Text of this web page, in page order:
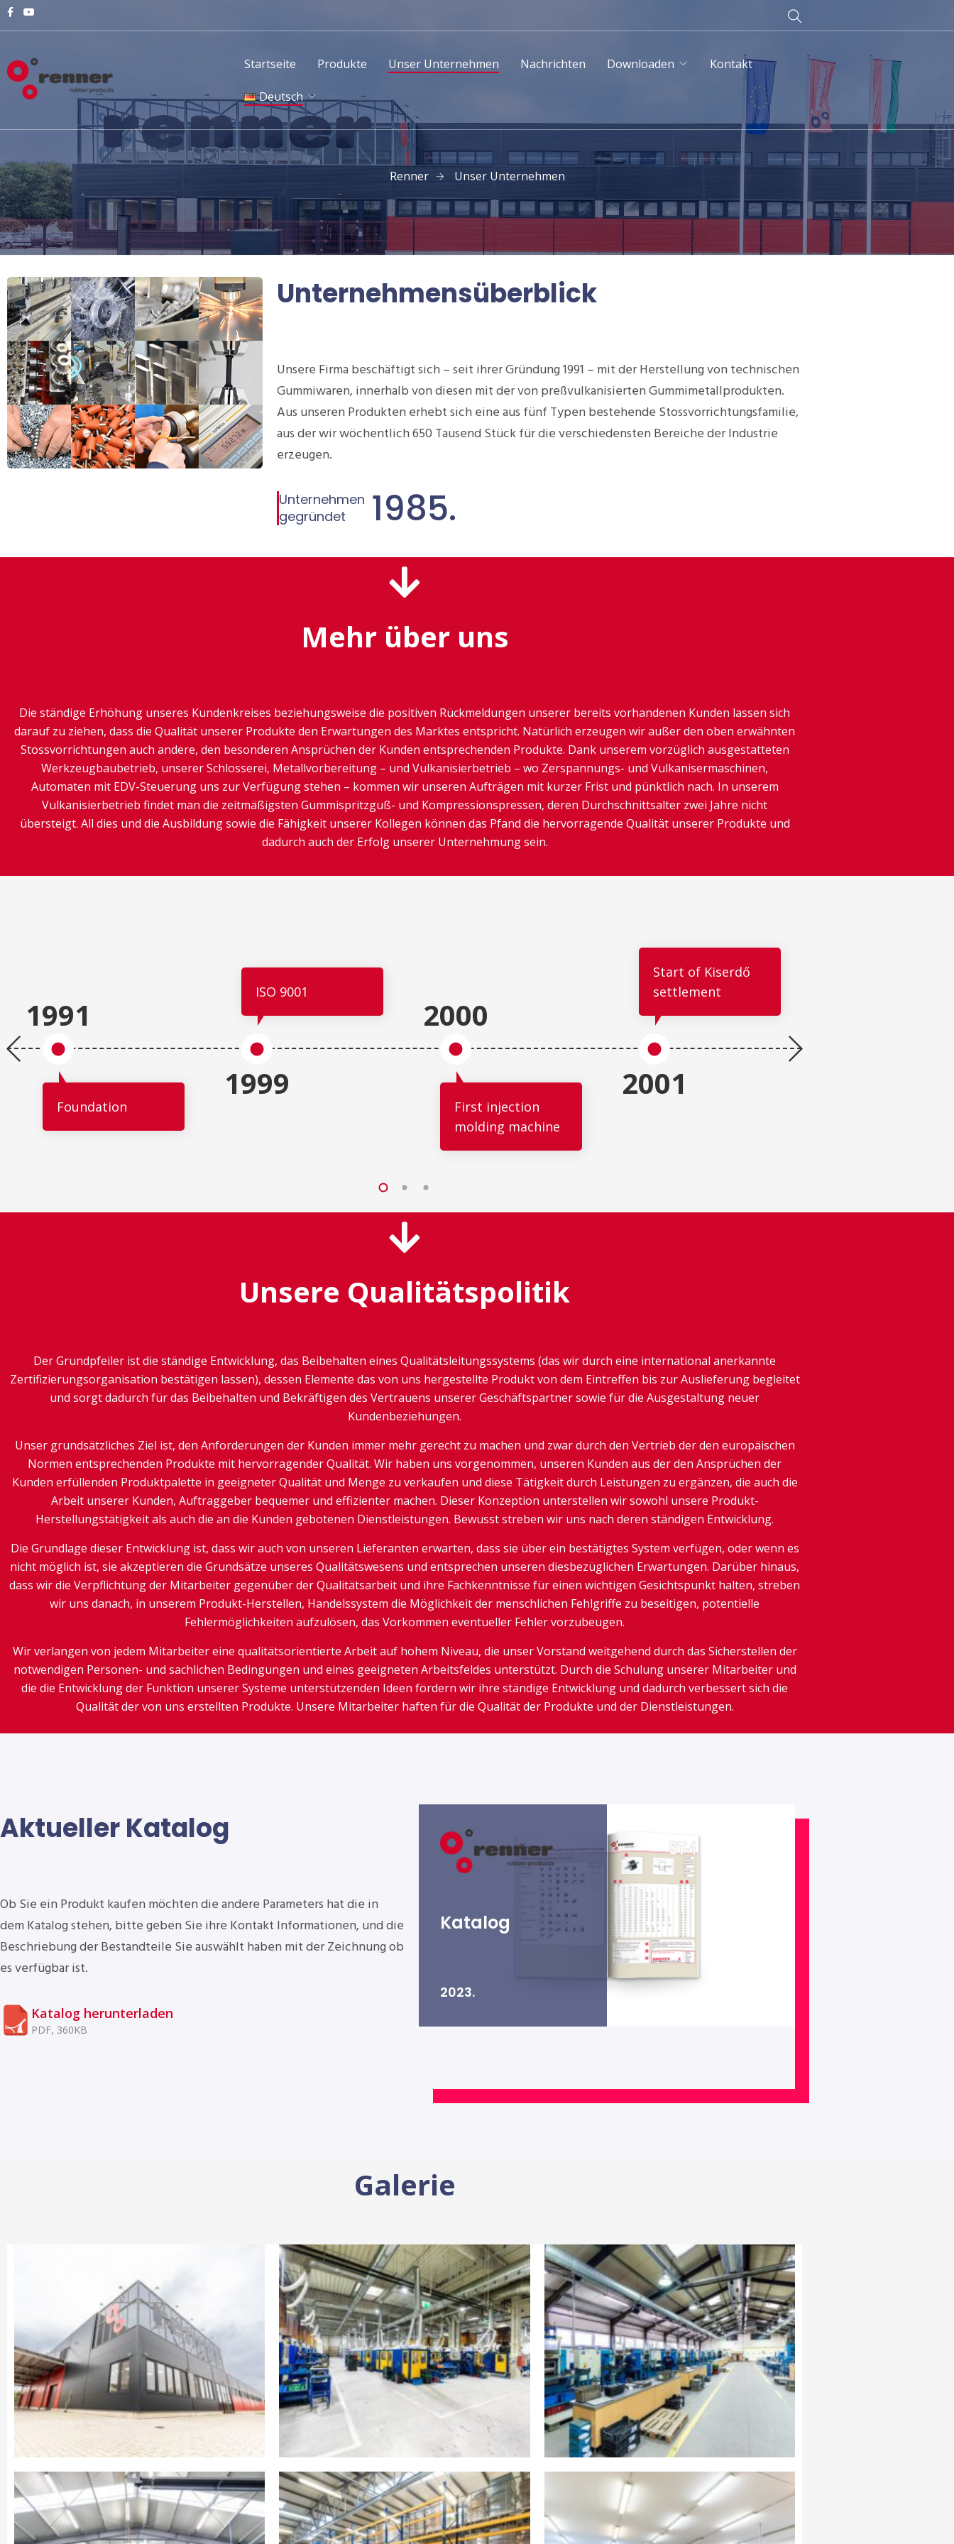
Startseite Produkte Unser Unternehmen Nachrichten Downloaden Kontakt
Deutsch
English
Deutsch
Русский
Renner Unser Unternehmen
Unternehmensüberblick
Unsere Firma beschäftigt sich – seit ihrer Gründung 1991 – mit der Herstellung von technischen
Gummiwaren, innerhalb von diesen mit der von preßvulkanisierten Gummimetallprodukten.
Aus unseren Produkten erhebt sich eine aus fünf Typen bestehende Stossvorrichtungsfamilie,
aus der wir wöchentlich 650 Tausend Stück für die verschiedensten Bereiche der Industrie
erzeugen.
Unternehmen
gegründet
1985.
Mehr über uns
Die ständige Erhöhung unseres Kundenkreises beziehungsweise die positiven Rückmeldungen unserer bereits vorhandenen Kunden lassen sich
darauf zu ziehen, dass die Qualität unserer Produkte den Erwartungen des Marktes entspricht. Natürlich erzeugen wir außer den oben erwähnten
Stossvorrichtungen auch andere, den besonderen Ansprüchen der Kunden entsprechenden Produkte. Dank unserem vorzüglich ausgestatteten
Werkzeugbaubetrieb, unserer Schlosserei, Metallvorbereitung – und Vulkanisierbetrieb – wo Zerspannungs- und Vulkanisermaschinen,
Automaten mit EDV-Steuerung uns zur Verfügung stehen – kommen wir unseren Aufträgen mit kurzer Frist und pünktlich nach. In unserem
Vulkanisierbetrieb findet man die zeitmäßigsten Gummispritzguß- und Kompressionspressen, deren Durchschnittsalter zwei Jahre nicht
übersteigt. All dies und die Ausbildung sowie die Fähigkeit unserer Kollegen können das Pfand die hervorragende Qualität unserer Produkte und
dadurch auch der Erfolg unserer Unternehmung sein.
1991
Foundation
1999
ISO 9001
2000
First injection
molding machine
2001
Start of Kiserdő
settlement
Unsere Qualitätspolitik
Der Grundpfeiler ist die ständige Entwicklung, das Beibehalten eines Qualitätsleitungssystems (das wir durch eine international anerkannte
Zertifizierungsorganisation bestätigen lassen), dessen Elemente das von uns hergestellte Produkt von dem Eintreffen bis zur Auslieferung begleitet
und sorgt dadurch für das Beibehalten und Bekräftigen des Vertrauens unserer Geschäftspartner sowie für die Ausgestaltung neuer
Kundenbeziehungen.
Unser grundsätzliches Ziel ist, den Anforderungen der Kunden immer mehr gerecht zu machen und zwar durch den Vertrieb der den europäischen
Normen entsprechenden Produkte mit hervorragender Qualität. Wir haben uns vorgenommen, unseren Kunden aus der den Ansprüchen der
Kunden erfüllenden Produktpalette in geeigneter Qualität und Menge zu verkaufen und diese Tätigkeit durch Leistungen zu ergänzen, die auch die
Arbeit unserer Kunden, Auftraggeber bequemer und effizienter machen. Dieser Konzeption unterstellen wir sowohl unsere Produkt-
Herstellungstätigkeit als auch die an die Kunden gebotenen Dienstleistungen. Bewusst streben wir uns nach deren ständigen Entwicklung.
Die Grundlage dieser Entwicklung ist, dass wir auch von unseren Lieferanten erwarten, dass sie über ein bestätigtes System verfügen, oder wenn es
nicht möglich ist, sie akzeptieren die Grundsätze unseres Qualitätswesens und entsprechen unseren diesbezüglichen Erwartungen. Darüber hinaus,
dass wir die Verpflichtung der Mitarbeiter gegenüber der Qualitätsarbeit und ihre Fachkenntnisse für einen wichtigen Gesichtspunkt halten, streben
wir uns danach, in unserem Produkt-Herstellen, Handelssystem die Möglichkeit der menschlichen Fehlgriffe zu beseitigen, potentielle
Fehlermöglichkeiten aufzulösen, das Vorkommen eventueller Fehler vorzubeugen.
Wir verlangen von jedem Mitarbeiter eine qualitätsorientierte Arbeit auf hohem Niveau, die unser Vorstand weitgehend durch das Sicherstellen der
notwendigen Personen- und sachlichen Bedingungen und eines geeigneten Arbeitsfeldes unterstützt. Durch die Schulung unserer Mitarbeiter und
die die Entwicklung der Funktion unserer Systeme unterstützenden Ideen fördern wir ihre ständige Entwicklung und dadurch verbessert sich die
Qualität der von uns erstellten Produkte. Unsere Mitarbeiter haften für die Qualität der Produkte und der Dienstleistungen.
Aktueller Katalog
Ob Sie ein Produkt kaufen möchten die andere Parameters hat die in
dem Katalog stehen, bitte geben Sie ihre Kontakt Informationen, und die
Beschriebung der Bestandteile Sie auswählt haben mit der Zeichnung ob
es verfügbar ist.
Katalog herunterladen
PDF, 360KB
Katalog Katalog
2023.
Galerie